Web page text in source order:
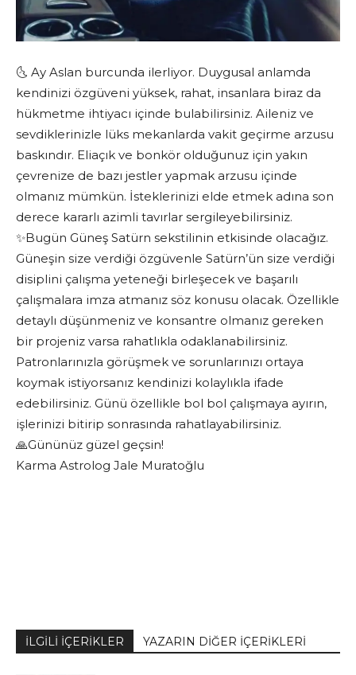
🌜 Ay Aslan burcunda ilerliyor. Duygusal anlamda
kendinizi özgüveni yüksek, rahat, insanlara biraz da
hükmetme ihtiyacı içinde bulabilirsiniz. Aileniz ve
sevdiklerinizle lüks mekanlarda vakit geçirme arzusu
baskındır. Eliaçık ve bonkör olduğunuz için yakın
çevrenize de bazı jestler yapmak arzusu içinde
olmanız mümkün. İsteklerinizi elde etmek adına son
derece kararlı azimli tavırlar sergileyebilirsiniz.
✨Bugün Güneş Satürn sekstilinin etkisinde olacağız.
Güneşin size verdiği özgüvenle Satürn’ün size verdiği
disiplini çalışma yeteneği birleşecek ve başarılı
çalışmalara imza atmanız söz konusu olacak. Özellikle
detaylı düşünmeniz ve konsantre olmanız gereken
bir projeniz varsa rahatlıkla odaklanabilirsiniz.
Patronlarınızla görüşmek ve sorunlarınızı ortaya
koymak istiyorsanız kendinizi kolaylıkla ifade
edebilirsiniz. Günü özellikle bol bol çalışmaya ayırın,
işlerinizi bitirip sonrasında rahatlayabilirsiniz.
🙏Gününüz güzel geçsin!
Karma Astrolog Jale Muratoğlu
İLGİLİ İÇERİKLER YAZARIN DİĞER İÇERİKLERİ